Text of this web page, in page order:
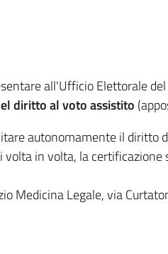
all'Ufficio Elettorale
diritto al voto assistito
autonomamente il diritto
in volta, la certificazione
Medicina Legale, via